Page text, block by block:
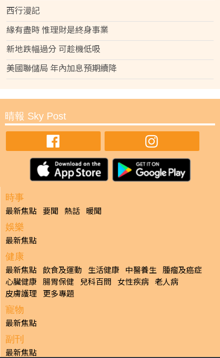
西行漫記
緣有盡時 惟理財是終身事業
新地跌幅過分 可趁機低吸
美國聯儲局 年內加息預期續降
晴報 Sky Post
時事
最新焦點 要聞 熱話 暖聞
娛樂
最新焦點
健康
最新焦點 飲食及運動 生活健康 中醫養生 腫瘤及癌症
心臟健康 腸胃保健 兒科百問 女性疾病 老人病
皮膚護理 更多專題
寵物
最新焦點
副刊
最新焦點